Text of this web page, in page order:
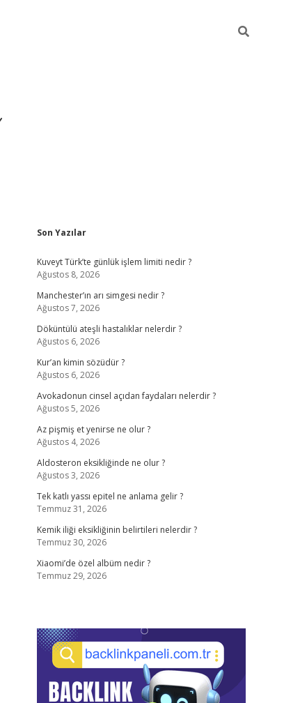
Sidebar
Son Yazılar
Kuveyt Türk’te günlük işlem limiti nedir ?
Ağustos 8, 2026
Manchester’ın arı simgesi nedir ?
Ağustos 7, 2026
Döküntülü ateşli hastalıklar nelerdir ?
Ağustos 6, 2026
Kur’an kimin sözüdür ?
Ağustos 6, 2026
Avokadonun cinsel açıdan faydaları nelerdir ?
Ağustos 5, 2026
Az pişmiş et yenirse ne olur ?
Ağustos 4, 2026
Aldosteron eksikliğinde ne olur ?
Ağustos 3, 2026
Tek katlı yassı epitel ne anlama gelir ?
Temmuz 31, 2026
Kemik iliği eksikliğinin belirtileri nelerdir ?
Temmuz 30, 2026
Xiaomi’de özel albüm nedir ?
Temmuz 29, 2026